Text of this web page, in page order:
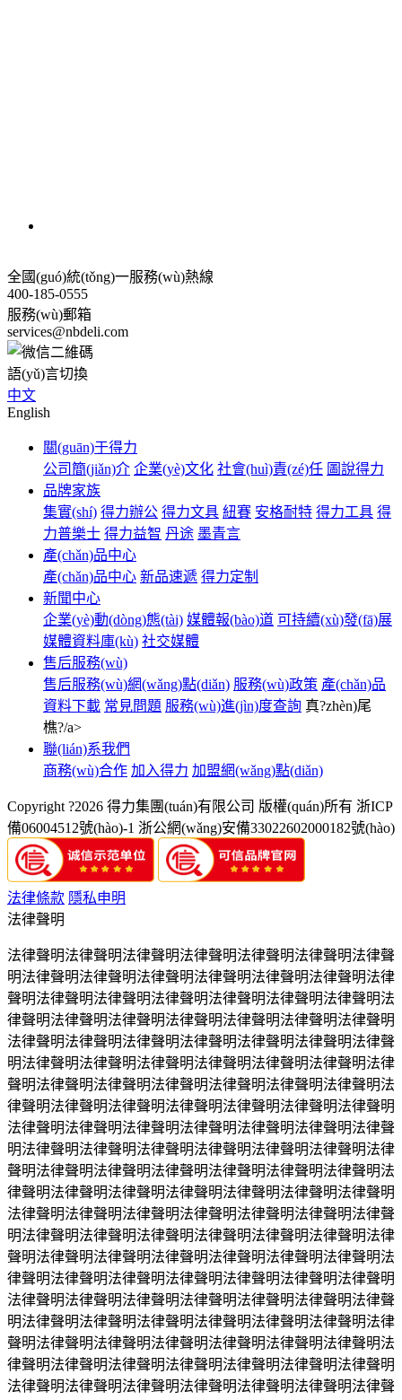
全國(guó)統(tǒng)一服務(wù)熱線
400-185-0555
服務(wù)郵箱
services@nbdeli.com
語(yǔ)言切換
中文
English
關(guān)于得力
公司簡(jiǎn)介 企業(yè)文化 社會(huì)責(zé)任 圖說得力
品牌家族
集實(shí) 得力辦公 得力文具 紐賽 安格耐特 得力工具 得
力普樂士 得力益智 丹途 墨青言
產(chǎn)品中心
產(chǎn)品中心 新品速遞 得力定制
新聞中心
企業(yè)動(dòng)態(tài) 媒體報(bào)道 可持續(xù)發(fā)展
媒體資料庫(kù) 社交媒體
售后服務(wù)
售后服務(wù)網(wǎng)點(diǎn) 服務(wù)政策 產(chǎn)品
資料下載 常見問題 服務(wù)進(jìn)度查詢 真?zhèn)尾
樵?/a>
聯(lián)系我們
商務(wù)合作 加入得力 加盟網(wǎng)點(diǎn)
Copyright ?2026 得力集團(tuán)有限公司 版權(quán)所有 浙ICP
備06004512號(hào)-1 浙公網(wǎng)安備33022602000182號(hào)
法律條款 隱私申明
法律聲明
法律聲明法律聲明法律聲明法律聲明法律聲明法律聲明法律聲
明法律聲明法律聲明法律聲明法律聲明法律聲明法律聲明法律
聲明法律聲明法律聲明法律聲明法律聲明法律聲明法律聲明法
律聲明法律聲明法律聲明法律聲明法律聲明法律聲明法律聲明
法律聲明法律聲明法律聲明法律聲明法律聲明法律聲明法律聲
明法律聲明法律聲明法律聲明法律聲明法律聲明法律聲明法律
聲明法律聲明法律聲明法律聲明法律聲明法律聲明法律聲明法
律聲明法律聲明法律聲明法律聲明法律聲明法律聲明法律聲明
法律聲明法律聲明法律聲明法律聲明法律聲明法律聲明法律聲
明法律聲明法律聲明法律聲明法律聲明法律聲明法律聲明法律
聲明法律聲明法律聲明法律聲明法律聲明法律聲明法律聲明法
律聲明法律聲明法律聲明法律聲明法律聲明法律聲明法律聲明
法律聲明法律聲明法律聲明法律聲明法律聲明法律聲明法律聲
明法律聲明法律聲明法律聲明法律聲明法律聲明法律聲明法律
聲明法律聲明法律聲明法律聲明法律聲明法律聲明法律聲明法
律聲明法律聲明法律聲明法律聲明法律聲明法律聲明法律聲明
法律聲明法律聲明法律聲明法律聲明法律聲明法律聲明法律聲
明法律聲明法律聲明法律聲明法律聲明法律聲明法律聲明法律
聲明法律聲明法律聲明法律聲明法律聲明法律聲明法律聲明法
律聲明法律聲明法律聲明法律聲明法律聲明法律聲明法律聲明
法律聲明法律聲明法律聲明法律聲明法律聲明法律聲明法律聲